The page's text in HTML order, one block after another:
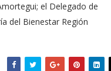
el Delegado de
del Bienestar Región